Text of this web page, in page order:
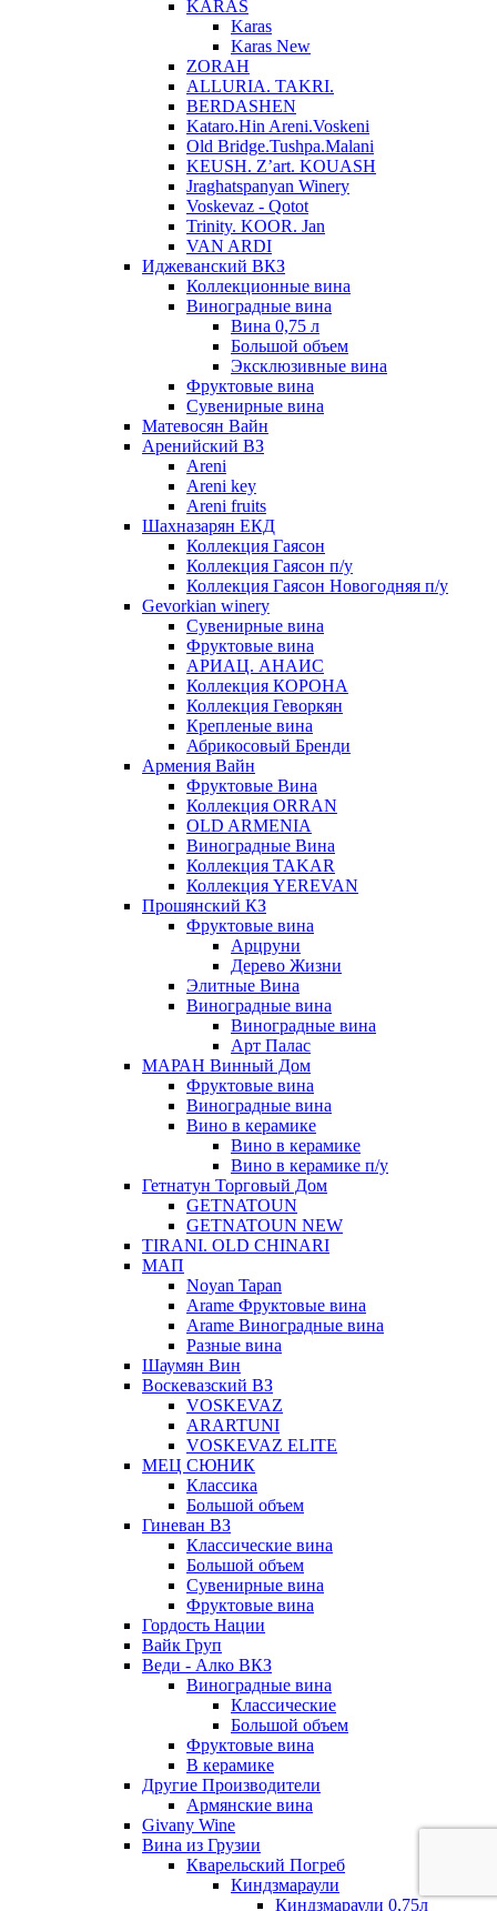
KARAS
Karas
Karas New
ZORAH
ALLURIA. TAKRI.
BERDASHEN
Kataro.Hin Areni.Voskeni
Old Bridge.Tushpa.Malani
KEUSH. Z’art. KOUASH
Jraghatspanyan Winery
Voskevaz - Qotot
Trinity. KOOR. Jan
VAN ARDI
Иджеванский ВКЗ
Коллекционные вина
Виноградные вина
Вина 0,75 л
Большой объем
Эксклюзивные вина
Фруктовые вина
Cувенирные вина
Матевосян Вайн
Аренийский ВЗ
Areni
Areni key
Areni fruits
Шахназарян ЕКД
Коллекция Гаясон
Коллекция Гаясон п/у
Коллекция Гаясон Новогодняя п/у
Gevorkian winery
Сувенирные вина
Фруктовые вина
АРИАЦ. АНАИС
Коллекция КОРОНА
Коллекция Геворкян
Крепленые вина
Абрикосовый Бренди
Армения Вайн
Фруктовые Вина
Коллекция ORRAN
OLD ARMENIA
Виноградные Вина
Коллекция TAKAR
Коллекция YEREVAN
Прошянский КЗ
Фруктовые вина
Арцруни
Дерево Жизни
Элитные Вина
Виноградные вина
Виноградные вина
Арт Палас
МАРАН Винный Дом
Фруктовые вина
Виноградные вина
Вино в керамике
Вино в керамике
Вино в керамике п/у
Гетнатун Торговый Дом
GETNATOUN
GETNATOUN NEW
TIRANI. OLD CHINARI
МАП
Noyan Tapan
Arame Фруктовые вина
Arame Виноградные вина
Разные вина
Шаумян Вин
Воскевазский ВЗ
VOSKEVAZ
ARARTUNI
VOSKEVAZ ELITE
МЕЦ СЮНИК
Классика
Большой объем
Гиневан ВЗ
Классические вина
Большой объем
Сувенирные вина
Фруктовые вина
Гордость Нации
Вайк Груп
Веди - Алко ВКЗ
Виноградные вина
Классические
Большой объем
Фруктовые вина
В керамике
Другие Производители
Армянские вина
Givany Wine
Вина из Грузии
Кварельский Погреб
Киндзмараули
Киндзмараули 0,75л